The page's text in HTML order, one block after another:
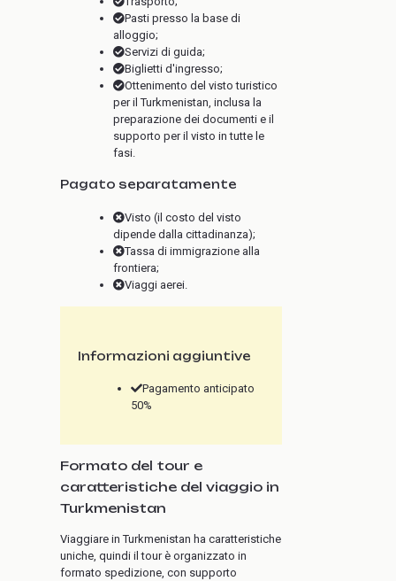
Pasti presso la base di
alloggio;
Servizi di guida;
Biglietti d'ingresso;
Ottenimento del visto turistico
per il Turkmenistan, inclusa la
preparazione dei documenti e il
supporto per il visto in tutte le
fasi.
Pagato separatamente
Visto (il costo del visto
dipende dalla cittadinanza);
Tassa di immigrazione alla
frontiera;
Viaggi aerei.
Informazioni aggiuntive
Pagamento anticipato
50%
Formato del tour e
caratteristiche del viaggio in
Turkmenistan
Viaggiare in Turkmenistan ha caratteristiche
uniche, quindi il tour è organizzato in
formato spedizione, con supporto